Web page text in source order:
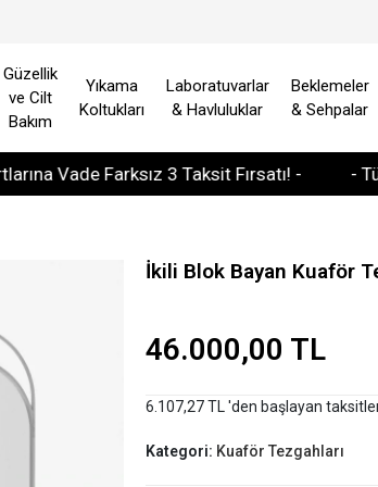
Farksız 3 Taksit Fırsatı! - - Tüm
Güzellik
ve Cilt
Bakım
Yıkama
Koltukları
Laboratuvarlar
& Havluluklar
Beklemeler
& Sehpalar
İkili Blok Bayan Kuaför
46.000,00 TL
6.107,27 TL 'den başlayan
Kategori: Kuaför Tezgahları